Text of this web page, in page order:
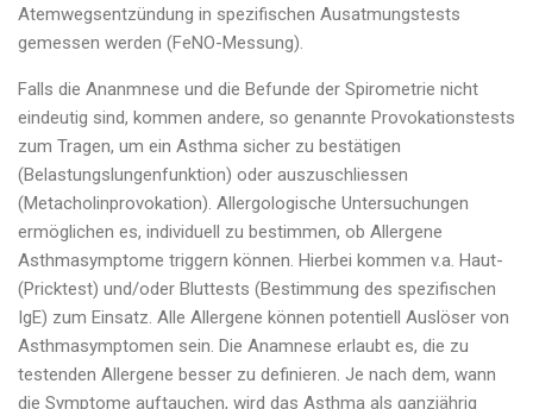
Atemwegsentzündung in spezifischen Ausatmungstests
gemessen werden (FeNO-Messung).
Falls die Ananmnese und die Befunde der Spirometrie nicht
eindeutig sind, kommen andere, so genannte Provokationstests
zum Tragen, um ein Asthma sicher zu bestätigen
(Belastungslungenfunktion) oder auszuschliessen
(Metacholinprovokation). Allergologische Untersuchungen
ermöglichen es, individuell zu bestimmen, ob Allergene
Asthmasymptome triggern können. Hierbei kommen v.a. Haut-
(Pricktest) und/oder Bluttests (Bestimmung des spezifischen
IgE) zum Einsatz. Alle Allergene können potentiell Auslöser von
Asthmasymptomen sein. Die Anamnese erlaubt es, die zu
testenden Allergene besser zu definieren. Je nach dem, wann
die Symptome auftauchen, wird das Asthma als ganzjährig